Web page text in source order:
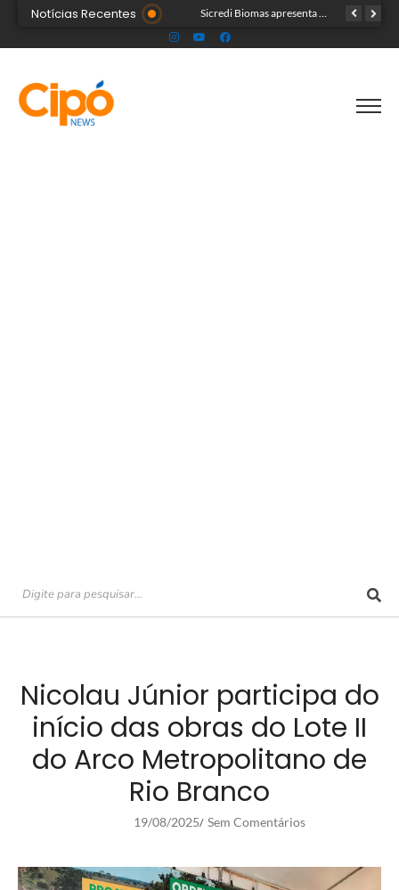
Notícias Recentes Acre segue em alerta para casos de síndrome respiratória aguda grave, aponta Fiocruz
Nicolau Júnior participa do
início das obras do Lote II
do Arco Metropolitano de
Rio Branco
19/08/2025/ Sem Comentários